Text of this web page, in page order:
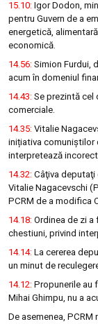
15.10: Igor Dodon,
pentru Guvern de a
energetică,
economică.
14.56: Simion Furdui,
acum în domeniul
14.43: Se prezintă cel
comerciale.
14.35: Vitalie
inițiativa comuniștilor
interpretează
14.32: Câţiva deputaţi
Vitalie Nagacevschi
PCRM de a modifica
14.18: Ordinea de zi
chestiuni, privind
14.14: La cererea
un minut de
14.12: Propunerile au
Mihai Ghimpu, nu a
De asemenea,